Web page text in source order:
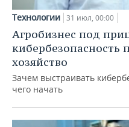
Технологии 31 июл, 00:00
Агробизнес под
кибербезопасность
хозяйство
Зачем выстраивать
чего начать